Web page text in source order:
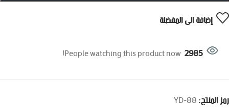
إضافة الى المفضلة
2985
People watching this product now!
رمز المنتج:YD-88